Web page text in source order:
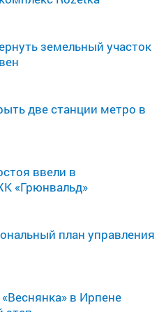
земельный участок
две станции метро в
ввели в
«Грюнвальд»
план управления
в Ирпене